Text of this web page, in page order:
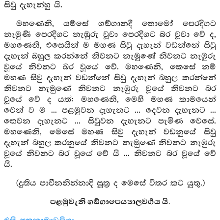
සිවු දැහැන්හු යි.
මහණෙනි, යම්සේ ගඞ්ගානදී තොමෝ පෙරදිගට
නැමුණි පෙරදිගට නැඹුරු වූවා පෙරදිගට බර වූවා වේ ද,
මහණෙනි, එසෙයින් ම මහණ සිවු දැහැන් වඩන්නේ සිවු
දැහැන් බහුල කරන්නේ නිවනට නැමුණේ නිවනට නැඹුරු
වූයේ නිවනට බර වූයේ වේ. මහණෙනි, කෙසේ නම්
මහණ සිවු දැහැන් වඩන්නේ සිවු දැහැන් බහුල කරන්නේ
නිවනට නැමුණේ නිවනට නැඹුරු වූයේ නිවනට බර
වූයේ වේ ද යත්: මහණෙනි, මෙහි මහණ කාමයෙන්
වෙන් ව ම ... පළමුවන දැහැනට ... දෙවන දැහැනට ...
තෙවන දැහැනට ... සිවුවන දැහැනට පැමිණ වෙසේ.
මහණෙනි, මෙසේ මහණ සිවු දැහැන් වඩනුයේ සිවු
දැහැන් බහුල කරනුයේ නිවනට නැමුණේ නිවනට නැඹුරු
වූයේ නිවනට බර වූයේ වේ යි ... නිවනට බර වූයේ වේ
යි.
(දුතිය පාචීනනින්නාදි සූත්‍ර ද මෙසේ විතර කට යුතු.)
පළමුවැනි ගඞ්ගාපෙය්‍යාලවර්‍ගය යි.